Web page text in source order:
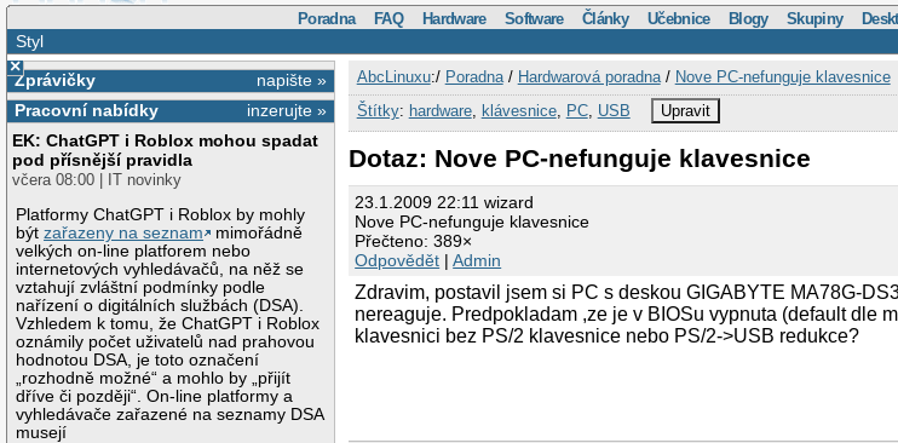
Poradna FAQ Hardware Software Články Učebnice Blogy Skupiny
Styl
×
napište »
Zprávičky
inzerujte »
Pracovní nabídky
EK: ChatGPT i Roblox mohou spadat
pod přísnější pravidla
včera 08:00 | IT novinky
Platformy ChatGPT i Roblox by mohly
býtzařazeny na seznam
mimořádně
velkých on-line platforem nebo
internetových vyhledávačů, na něž se
vztahují zvláštní podmínky podle
nařízení o digitálních službách (DSA).
Vzhledem k tomu, že ChatGPT i Roblox
oznámily počet uživatelů nad prahovou
hodnotou DSA, je toto označení
„rozhodně možné“ a mohlo by „přijít
dříve či později“. On-line platformy a
vyhledávače zařazené na seznamy DSA
musejí
AbcLinuxu:/ Poradna/ Hardwarová poradna/ Nove PC-nefunguje klavesnice
Štítky: hardware, klávesnice, PC, USB Upravit
Dotaz: Nove PC-nefunguje klavesnice
23.1.2009 22:11 wizard
Nove PC-nefunguje klavesnice
Přečteno: 389×
Odpovědět |Admin
Zdravim, postavil jsem si PC s deskou GIGABYTE MA78G-
nereaguje. Predpokladam ,ze je v BIOSu vypnuta (default dle
klavesnici bez PS/2 klavesnice nebo PS/2->USB redukce?